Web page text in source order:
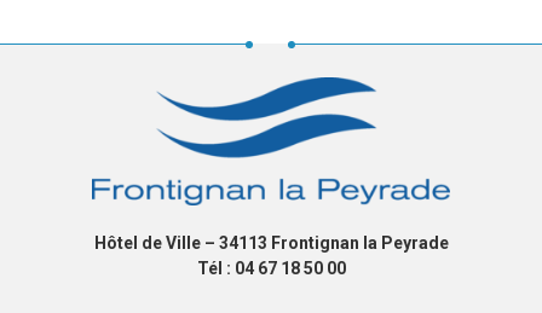
Hôtel de Ville – 34113 Frontignan la Peyrade
Tél : 04 67 18 50 00